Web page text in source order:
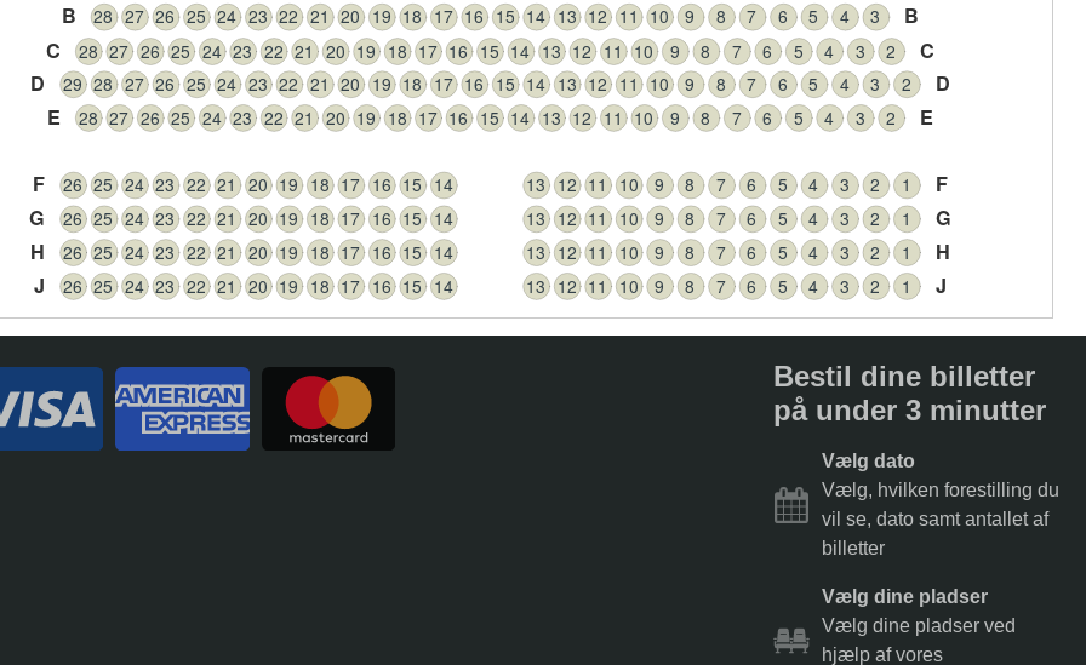
3
4
5
6
7
8
9
10
11
12
13
14
15
16
17
18
19
20
21
22
23
24
25
26
27
28
B B
2
3
4
5
6
7
8
9
10
11
12
13
14
15
16
17
18
19
20
21
22
23
24
25
26
27
28
C C
2
3
4
5
6
7
8
9
10
11
12
13
14
15
16
17
18
19
20
21
22
23
24
25
26
27
28
29
D D
2
3
4
5
6
7
8
9
10
11
12
13
14
15
16
17
18
19
20
21
22
23
24
25
26
27
28
E E
1
2
3
4
5
6
7
8
9
10
11
12
13
14
15
16
17
18
19
20
21
22
23
24
25
26
F F
1
2
3
4
5
6
7
8
9
10
11
12
13
14
15
16
17
18
19
20
21
22
23
24
25
26
G G
1
2
3
4
5
6
7
8
9
10
11
12
13
14
15
16
17
18
19
20
21
22
23
24
25
26
H H
1
2
3
4
5
6
7
8
9
10
11
12
13
14
15
16
17
18
19
20
21
22
23
24
25
26
J J
Bestil dine billetter
på under 3 minutter
Vælg dato
Vælg, hvilken forestilling du
vil se, dato samt antallet af
billetter
Vælg dine pladser
Vælg dine pladser ved
hjælp af vores